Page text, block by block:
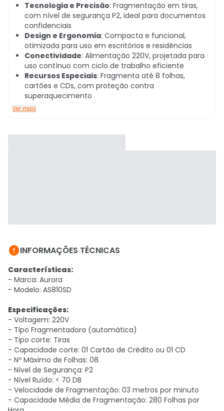
Tecnologia e Precisão: Fragmentação em tiras,
com nível de segurança P2, ideal para documentos
confidenciais
Design e Ergonomia: Compacta e funcional,
otimizada para uso em escritórios e residências
Conectividade: Alimentação 220V, projetada para
uso contínuo com ciclo de trabalho eficiente
Recursos Especiais: Fragmenta até 8 folhas,
cartões e CDs, com proteção contra
superaquecimento
Ver mais
INFORMAÇÕES TÉCNICAS
Características:
- Marca: Aurora
- Modelo: AS810SD
Especificações:
- Voltagem: 220V
- Tipo Fragmentadora (automática)
- Tipo corte: Tiras
- Capacidade corte: 01 Cartão de Crédito ou 01 CD
- Nº Máximo de Folhas: 08
- Nível de Segurança: P2
- Nível Ruído: < 70 DB
- Velocidade de Fragmentação: 03 metros por minuto
- Capacidade Média de Fragmentação: 280 Folhas por